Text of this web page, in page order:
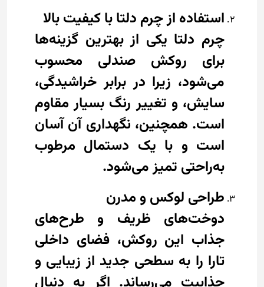
استفاده از چرم دلتا با کیفیت بالا
چرم دلتا یکی از بهترین گزینه‌ها
برای روکش صندلی محسوب
می‌شود، زیرا در برابر خراشیدگی،
سایش، و تغییر رنگ بسیار مقاوم
است. همچنین، نگهداری آن آسان
است و با یک دستمال مرطوب
به‌راحتی تمیز می‌شود.
طراحی لوکس و مدرن
دوخت‌های ظریف و طرح‌های
جذاب این روکش، فضای داخلی
تارا را به سطحی جدید از زیبایی و